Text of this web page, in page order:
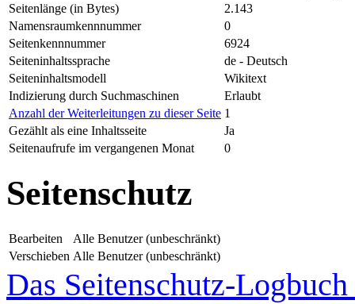
Seitenlänge (in Bytes)
2.143
Namensraumkennnummer
0
Seitenkennnummer
6924
Seiteninhaltssprache
de - Deutsch
Seiteninhaltsmodell
Wikitext
Indizierung durch Suchmaschinen
Erlaubt
Anzahl der Weiterleitungen zu dieser Seite 1
Gezählt als eine Inhaltsseite
Ja
Seitenaufrufe im vergangenen Monat
0
Seitenschutz
Bearbeiten
Alle Benutzer (unbeschränkt)
Verschieben Alle Benutzer (unbeschränkt)
Das Seitenschutz-